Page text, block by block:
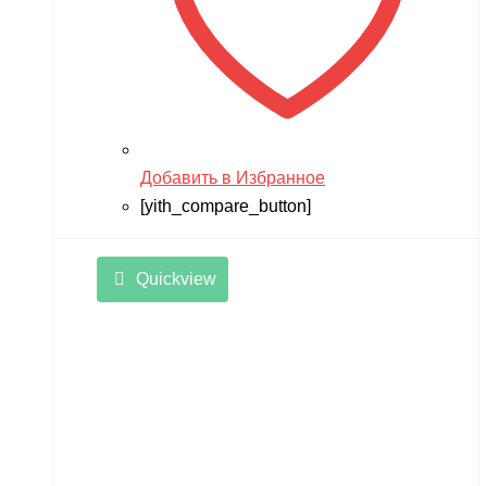
Добавить в Избранное
[yith_compare_button]
Quickview